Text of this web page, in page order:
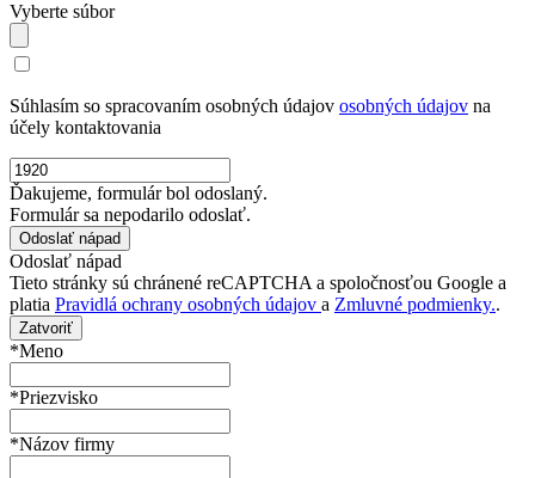
Vyberte súbor
Súhlasím so spracovaním osobných údajov osobných údajov na
účely kontaktovania
Ďakujeme, formulár bol odoslaný.
Formulár sa nepodarilo odoslať.
Odoslať nápad
Tieto stránky sú chránené reCAPTCHA a spoločnosťou Google a
platia Pravidlá ochrany osobných údajov a Zmluvné podmienky..
Zatvoriť
*Meno
*Priezvisko
*Názov firmy